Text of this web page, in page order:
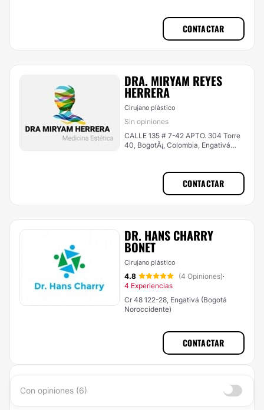
CONTACTAR
DRA. MIRYAM REYES
HERRERA
Cirujano plástico
Sin opiniones
CALLE 135 # 7-42 APTO. 304 Torre
40, BogotÃ¡, Colombia, Engativá
CONTACTAR
DR. HANS CHARRY
BONET
Cirujano plástico
4.8 (4 Opiniones)·
4 Experiencias
Cr 48 122-28, Engativá (Bogotá
Noroccidente)
CONTACTAR
Con opiniones (6)